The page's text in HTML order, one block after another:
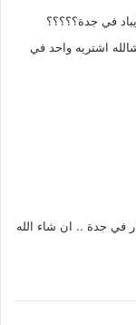
في جدة؟؟؟؟؟
اشتريه واحد في
في جدة .. ان شاء الله